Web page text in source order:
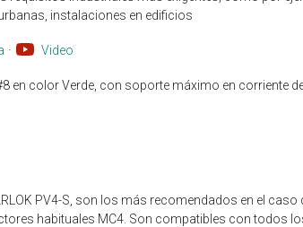
instalaciones en edificios
· Video
en color Verde, con soporte máximo en corriente de
PV4-S, son los más recomendados en el caso
habituales MC4. Son compatibles con todos